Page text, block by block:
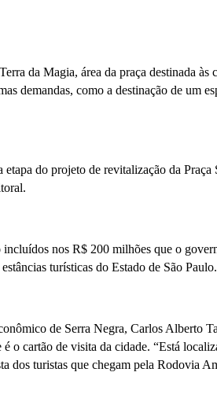
da Magia, área da praça destinada às
demandas, como a destinação de um
etapa do projeto de revitalização da
incluídos nos R$ 200 milhões que o
turísticas do Estado de São Paulo.
de Serra Negra, Carlos Alberto
o cartão de visita da cidade. “Está
dos turistas que chegam pela Rodovia